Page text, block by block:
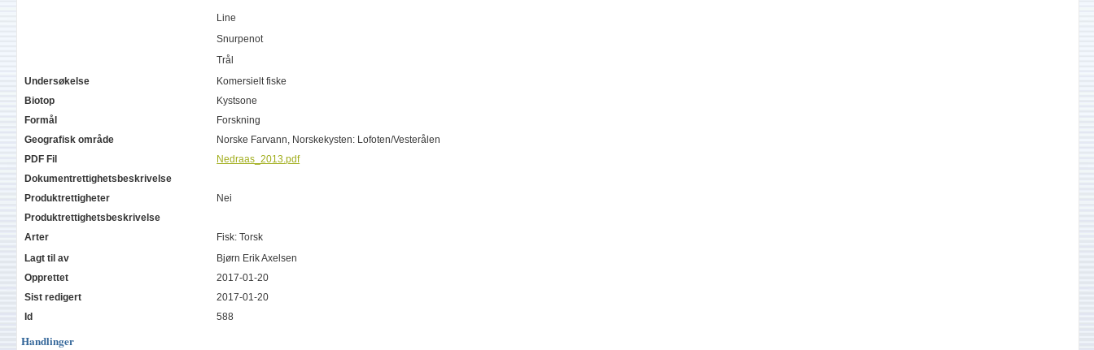
Line
Snurpenot
Trål
Undersøkelse
Komersielt fiske
Biotop
Kystsone
Formål
Forskning
Geografisk område
Norske Farvann, Norskekysten: Lofoten/Vesterålen
PDF Fil
Nedraas_2013.pdf
Dokumentrettighetsbeskrivelse
Produktrettigheter
Nei
Produktrettighetsbeskrivelse
Arter
Fisk: Torsk
Lagt til av
Bjørn Erik Axelsen
Opprettet
2017-01-20
Sist redigert
2017-01-20
Id
588
Handlinger